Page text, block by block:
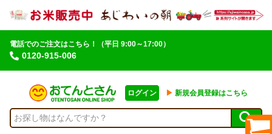
電話でのご注文はこちら！
0120-915-006
（平日 9:00～17:00）
ログイン ▶︎ 新規会員登録はこちら